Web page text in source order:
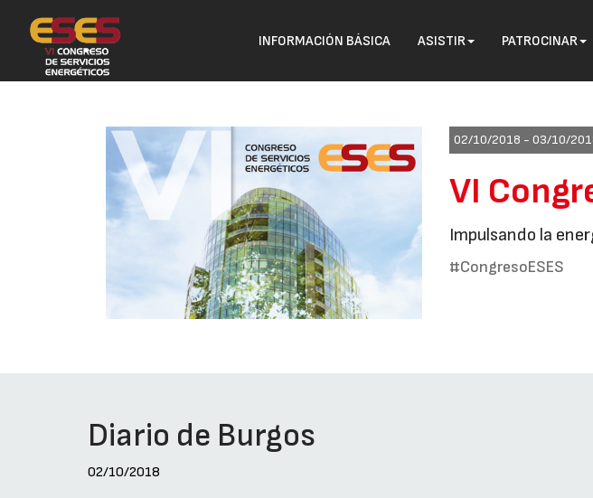
INFORMACIÓN BÁSICA ASISTIR PATROCINAR
02/10/2018 - 03/10/
VI
Impulsando la
#CongresoESES
Diario de Burgos
02/10/2018